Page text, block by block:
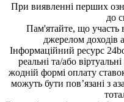
При виявленні перших
до
Пам'ятайте, що участь
джерелом доходів
Інформаційний ресурс
реальні та/або
жодній формі оплату
можуть бути пов’язані з